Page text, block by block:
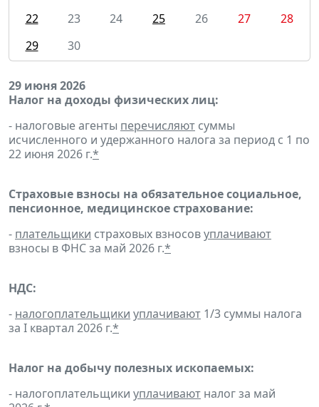
22
23 24 25 26 27
28
29
30
29 июня 2026
Налог на доходы физических лиц:
- налоговые агенты перечисляют суммы
исчисленного и удержанного налога за период с 1 по
22 июня 2026 г.*
Страховые взносы на обязательное социальное,
пенсионное, медицинское страхование:
- плательщики страховых взносовуплачивают
взносы в ФНС за май 2026 г.*
НДС:
- налогоплательщики уплачивают 1/3 суммы налога
за I квартал 2026 г.*
Налог на добычу полезных ископаемых:
- налогоплательщики уплачивают налог за май